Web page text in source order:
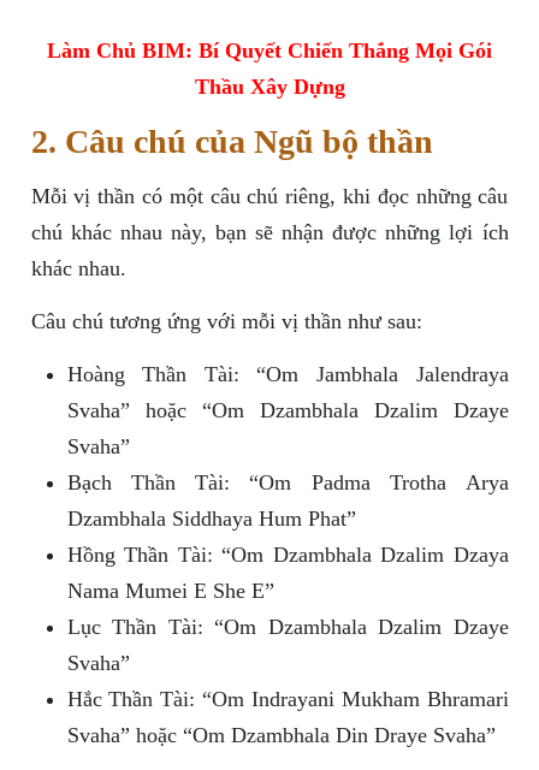
Làm Chủ BIM: Bí Quyết Chiến Thắng Mọi Gói
Thầu Xây Dựng
2. Câu chú của Ngũ bộ thần
Mỗi vị thần có một câu chú riêng, khi đọc những câu
chú khác nhau này, bạn sẽ nhận được những lợi ích
khác nhau.
Câu chú tương ứng với mỗi vị thần như sau:
Hoàng Thần Tài: “Om Jambhala Jalendraya
Svaha” hoặc “Om Dzambhala Dzalim Dzaye
Svaha”
Bạch Thần Tài: “Om Padma Trotha Arya
Dzambhala Siddhaya Hum Phat”
Hồng Thần Tài: “Om Dzambhala Dzalim Dzaya
Nama Mumei E She E”
Lục Thần Tài: “Om Dzambhala Dzalim Dzaye
Svaha”
Hắc Thần Tài: “Om Indrayani Mukham Bhramari
Svaha” hoặc “Om Dzambhala Din Draye Svaha”